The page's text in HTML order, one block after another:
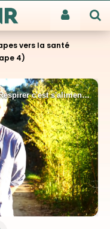
vers la santé
4)